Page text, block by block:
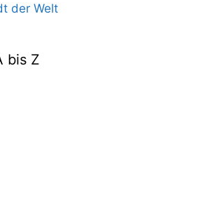
der Welt
bis Z